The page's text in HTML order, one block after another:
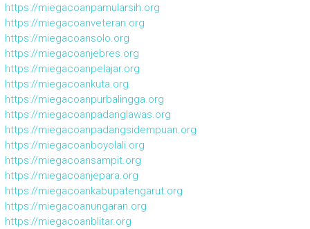
https://miegacoanpamularsih.org
https://miegacoanveteran.org
https://miegacoansolo.org
https://miegacoanjebres.org
https://miegacoanpelajar.org
https://miegacoankuta.org
https://miegacoanpurbalingga.org
https://miegacoanpadanglawas.org
https://miegacoanpadangsidempuan.org
https://miegacoanboyolali.org
https://miegacoansampit.org
https://miegacoanjepara.org
https://miegacoankabupatengarut.org
https://miegacoanungaran.org
https://miegacoanblitar.org